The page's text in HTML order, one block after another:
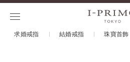
求婚戒指 結婚戒指 珠寶首飾